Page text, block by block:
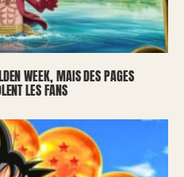
WEEK, MAIS DES PAGES
LES FANS